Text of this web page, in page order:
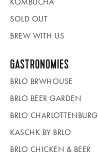
SOLD OUT
BREW WITH US
GASTRONOMIES
BRLO BRWHOUSE
BRLO BEER GARDEN
BRLO CHARLOTTENBURG
KASCHK BY BRLO
BRLO CHICKEN & BEER